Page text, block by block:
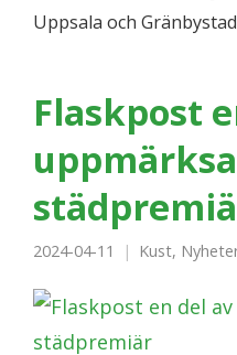
Uppsala och
Flaskpost
2024-04-11 Kust,